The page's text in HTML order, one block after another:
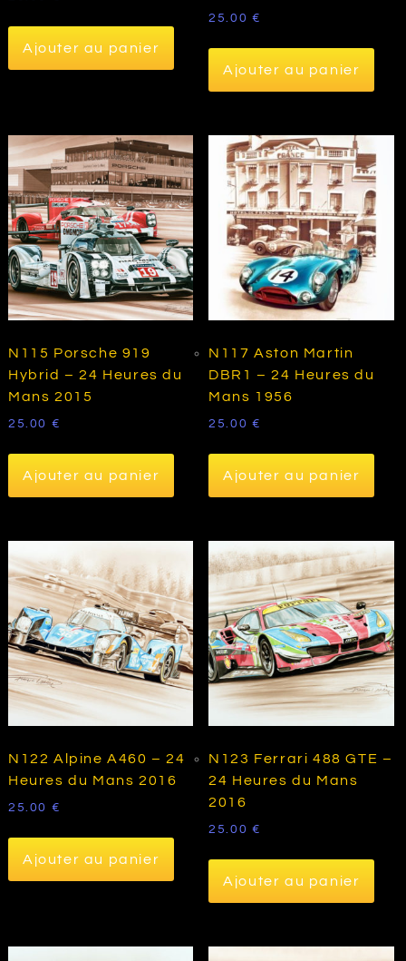
Ajouter au panier
25.00 €
Ajouter au panier
N115 Porsche 919
Hybrid – 24 Heures du
Mans 2015
25.00 €
Ajouter au panier
N117 Aston Martin
DBR1 – 24 Heures du
Mans 1956
25.00 €
Ajouter au panier
N122 Alpine A460 – 24
Heures du Mans 2016
25.00 €
Ajouter au panier
N123 Ferrari 488 GTE –
24 Heures du Mans
2016
25.00 €
Ajouter au panier